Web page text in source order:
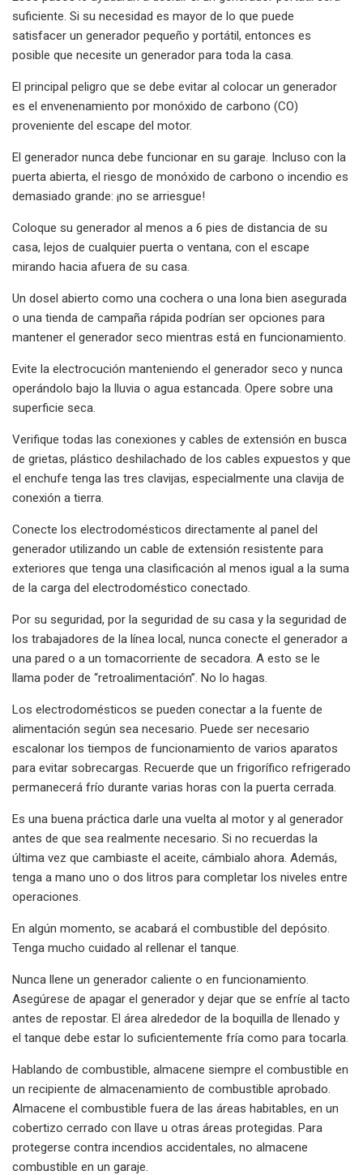
suficiente. Si su necesidad es mayor de lo que puede
satisfacer un generador pequeño y portátil, entonces es
posible que necesite un generador para toda la casa.
El principal peligro que se debe evitar al colocar un generador
es el envenenamiento por monóxido de carbono (CO)
proveniente del escape del motor.
El generador nunca debe funcionar en su garaje. Incluso con la
puerta abierta, el riesgo de monóxido de carbono o incendio es
demasiado grande: ¡no se arriesgue!
Coloque su generador al menos a 6 pies de distancia de su
casa, lejos de cualquier puerta o ventana, con el escape
mirando hacia afuera de su casa.
Un dosel abierto como una cochera o una lona bien asegurada
o una tienda de campaña rápida podrían ser opciones para
mantener el generador seco mientras está en funcionamiento.
Evite la electrocución manteniendo el generador seco y nunca
operándolo bajo la lluvia o agua estancada. Opere sobre una
superficie seca.
Verifique todas las conexiones y cables de extensión en busca
de grietas, plástico deshilachado de los cables expuestos y que
el enchufe tenga las tres clavijas, especialmente una clavija de
conexión a tierra.
Conecte los electrodomésticos directamente al panel del
generador utilizando un cable de extensión resistente para
exteriores que tenga una clasificación al menos igual a la suma
de la carga del electrodoméstico conectado.
Por su seguridad, por la seguridad de su casa y la seguridad de
los trabajadores de la línea local, nunca conecte el generador a
una pared o a un tomacorriente de secadora. A esto se le
llama poder de “retroalimentación”. No lo hagas.
Los electrodomésticos se pueden conectar a la fuente de
alimentación según sea necesario. Puede ser necesario
escalonar los tiempos de funcionamiento de varios aparatos
para evitar sobrecargas. Recuerde que un frigorífico refrigerado
permanecerá frío durante varias horas con la puerta cerrada.
Es una buena práctica darle una vuelta al motor y al generador
antes de que sea realmente necesario. Si no recuerdas la
última vez que cambiaste el aceite, cámbialo ahora. Además,
tenga a mano uno o dos litros para completar los niveles entre
operaciones.
En algún momento, se acabará el combustible del depósito.
Tenga mucho cuidado al rellenar el tanque.
Nunca llene un generador caliente o en funcionamiento.
Asegúrese de apagar el generador y dejar que se enfríe al tacto
antes de repostar. El área alrededor de la boquilla de llenado y
el tanque debe estar lo suficientemente fría como para tocarla.
Hablando de combustible, almacene siempre el combustible en
un recipiente de almacenamiento de combustible aprobado.
Almacene el combustible fuera de las áreas habitables, en un
cobertizo cerrado con llave u otras áreas protegidas. Para
protegerse contra incendios accidentales, no almacene
combustible en un garaje.